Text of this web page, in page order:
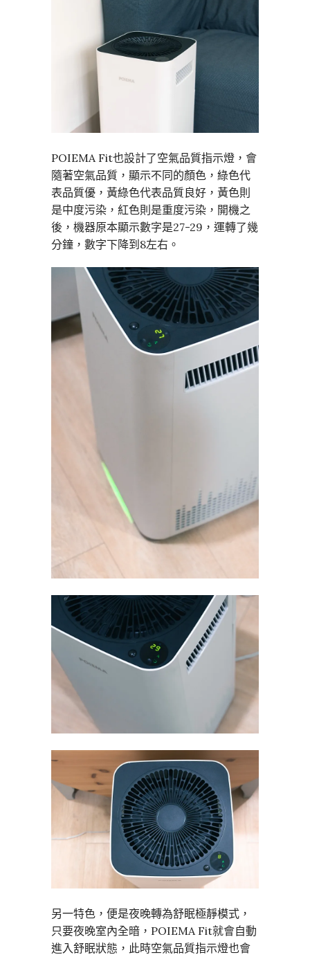
POIEMA Fit也設計了空氣品質指示燈，會
隨著空氣品質，顯示不同的顏色，綠色代
表品質優，黃綠色代表品質良好，黃色則
是中度污染，紅色則是重度污染，開機之
後，機器原本顯示數字是27-29，運轉了幾
分鐘，數字下降到8左右。
另一特色，便是夜晚轉為舒眠極靜模式，
只要夜晚室內全暗，POIEMA Fit就會自動
進入舒眠狀態，此時空氣品質指示燈也會